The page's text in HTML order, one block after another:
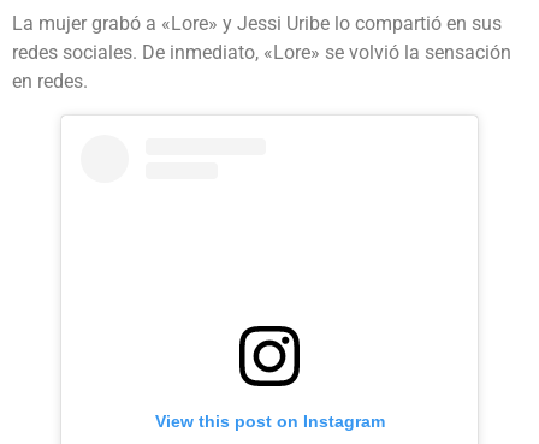
La mujer grabó a «Lore» y Jessi Uribe lo compartió en sus
redes sociales. De inmediato, «Lore» se volvió la sensación
en redes.
View this post on Instagram